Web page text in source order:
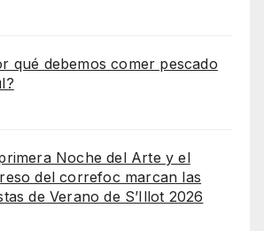
qué debemos comer pescado
Noche del Arte y el
del correfoc marcan las
de Verano de S’Illot 2026